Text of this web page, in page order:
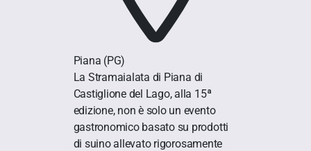
Piana (PG)
La Stramaialata di Piana di
Castiglione del Lago, alla 15ª
edizione, non è solo un evento
gastronomico basato su prodotti
di suino allevato rigorosamente